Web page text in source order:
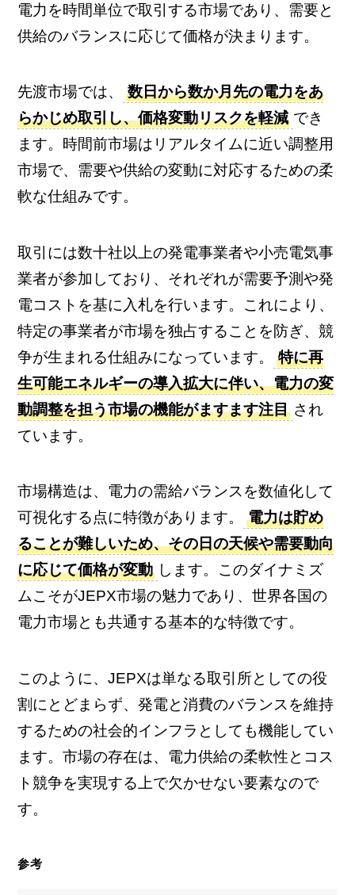
電力を時間単位で取引する市場であり、需要と
供給のバランスに応じて価格が決まります。
先渡市場では、
数日から数か月先の電力をあ
らかじめ取引し、価格変動リスクを軽減 でき
ます。時間前市場はリアルタイムに近い調整用
市場で、需要や供給の変動に対応するための柔
軟な仕組みです。
取引には数十社以上の発電事業者や小売電気事
業者が参加しており、それぞれが需要予測や発
電コストを基に入札を行います。これにより、
特定の事業者が市場を独占することを防ぎ、競
争が生まれる仕組みになっています。
特に再
生可能エネルギーの導入拡大に伴い、電力の変
動調整を担う市場の機能がますます注目 され
ています。
市場構造は、電力の需給バランスを数値化して
可視化する点に特徴があります。
電力は貯め
ることが難しいため、その日の天候や需要動向
に応じて価格が変動 します。このダイナミズ
ムこそがJEPX市場の魅力であり、世界各国の
電力市場とも共通する基本的な特徴です。
このように、JEPXは単なる取引所としての役
割にとどまらず、発電と消費のバランスを維持
するための社会的インフラとしても機能してい
ます。市場の存在は、電力供給の柔軟性とコス
ト競争を実現する上で欠かせない要素なので
す。
参考